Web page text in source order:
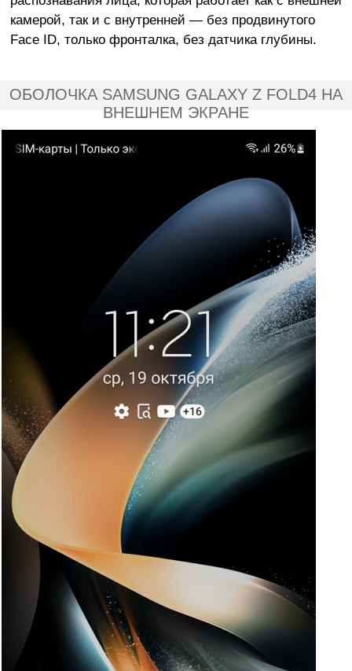
камерой, так и с внутренней — без продвинутого
Face ID, только фронталка, без датчика глубины.
ОБОЛОЧКА SAMSUNG GALAXY Z FOLD4 НА
ВНЕШНЕМ ЭКРАНЕ